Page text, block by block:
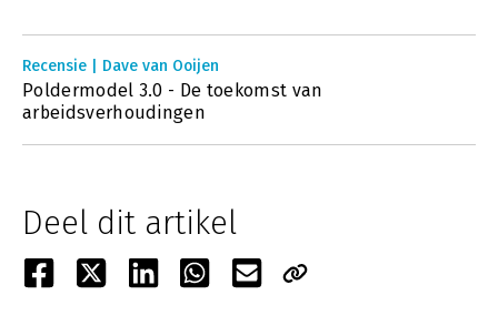
Recensie | Dave van Ooijen
Poldermodel 3.0 - De toekomst van
arbeidsverhoudingen
Deel dit artikel